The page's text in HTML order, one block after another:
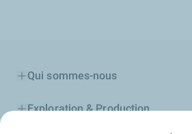
Qui sommes-nous
Exploration & Production